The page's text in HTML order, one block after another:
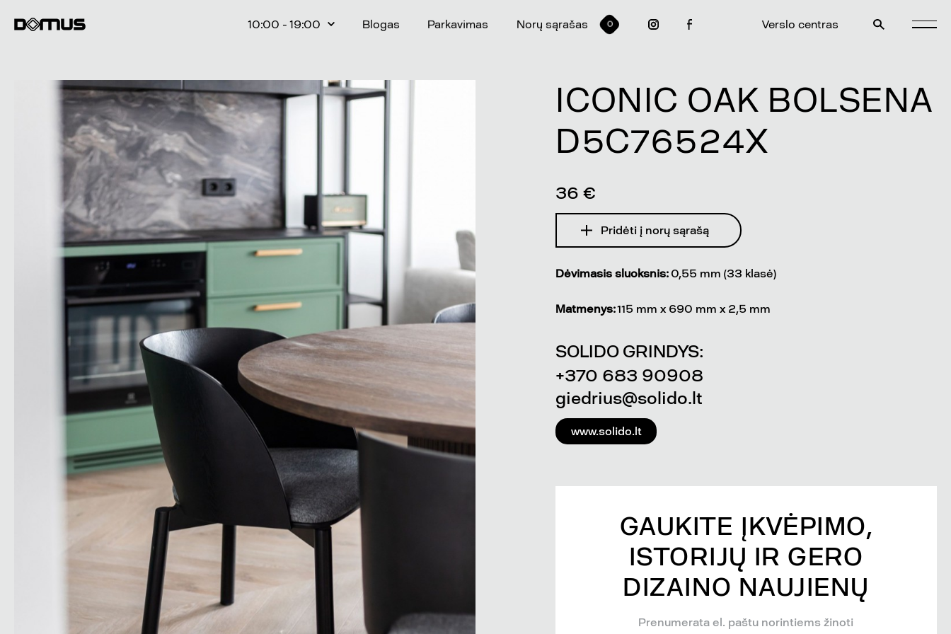
10:00 - 19:00 Blogas Parkavimas Norų sąrašas 0 Verslo centras
ICONIC OAK BOLSENA
D5C76524X
36 €
Pridėti į norų sąrašą
Dėvimasis sluoksnis:0,55 mm (33 klasė)
Matmenys:115 mm x 690 mm x 2,5 mm
SOLIDO GRINDYS:
+370 683 90908
giedrius@solido.lt
www.solido.lt
GAUKITE ĮKVĖPIMO,
ISTORIJŲ IR GERO
DIZAINO NAUJIENŲ
Prenumerata el. paštu norintiems žinoti